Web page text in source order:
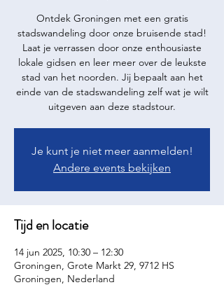
Ontdek Groningen met een gratis
stadswandeling door onze bruisende stad!
Laat je verrassen door onze enthousiaste
lokale gidsen en leer meer over de leukste
stad van het noorden. Jij bepaalt aan het
einde van de stadswandeling zelf wat je wilt
uitgeven aan deze stadstour.
Je kunt je niet meer aanmelden!
Andere events bekijken
Tijd en locatie
14 jun 2025, 10:30 – 12:30
Groningen, Grote Markt 29, 9712 HS
Groningen, Nederland